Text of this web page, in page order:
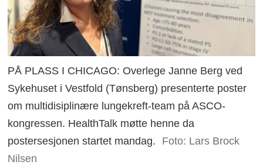
PÅ PLASS I CHICAGO: Overlege Janne Berg ved
Sykehuset i Vestfold (Tønsberg) presenterte poster
om multidisiplinære lungekreft-team på ASCO-
kongressen. HealthTalk møtte henne da
postersesjonen startet mandag.
Foto: Lars Brock
Nilsen